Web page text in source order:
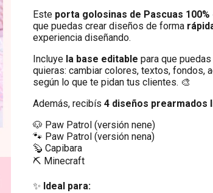
Este porta golosinas de Pascuas
que puedas crear diseños de forma
experiencia diseñando.
Incluye la base editable para que
quieras: cambiar colores, textos, fondos,
según lo que te pidan tus clientes. 🎨
Además, recibís4 diseños prearmados
🐶 Paw Patrol (versión nene)
🐾 Paw Patrol (versión nena)
🦫 Capibara
⛏️ Minecraft
✨ Ideal para: